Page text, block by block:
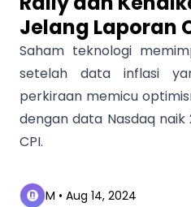
Jelang Laporan
Saham teknologi
setelah data inflasi
perkiraan memicu
dengan data Nasdaq
CPI.
M • Aug 14, 2024